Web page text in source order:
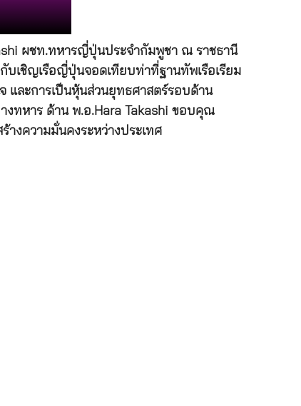
ผชท.ทหารญี่ปุ่นประจำกัมพูชา ณ ราชธานี
บเชิญเรือญี่ปุ่นจอดเทียบท่าที่ฐานทัพเรือเรียม
และการเป็นหุ้นส่วนยุทธศาสตร์รอบด้าน
งทหาร ด้าน พ.อ.Hara Takashi ขอบคุณ
างความมั่นคงระหว่างประเทศ